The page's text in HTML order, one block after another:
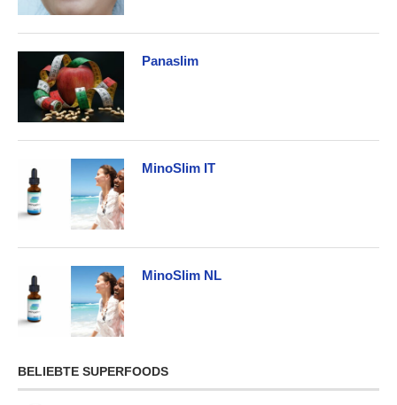
Panaslim
MinoSlim IT
MinoSlim NL
BELIEBTE SUPERFOODS